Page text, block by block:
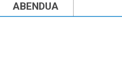
ABENDUA